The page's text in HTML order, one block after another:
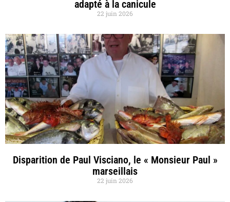
adapté à la canicule
22 juin 2026
Disparition de Paul Visciano, le « Monsieur Paul »
marseillais
22 juin 2026